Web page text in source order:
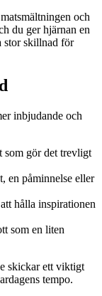
och
du ger hjärnan en
stor skillnad för
inbjudande och
som gör det trevligt
en påminnelse eller
hålla inspirationen
som en liten
skickar ett viktigt
tempo.